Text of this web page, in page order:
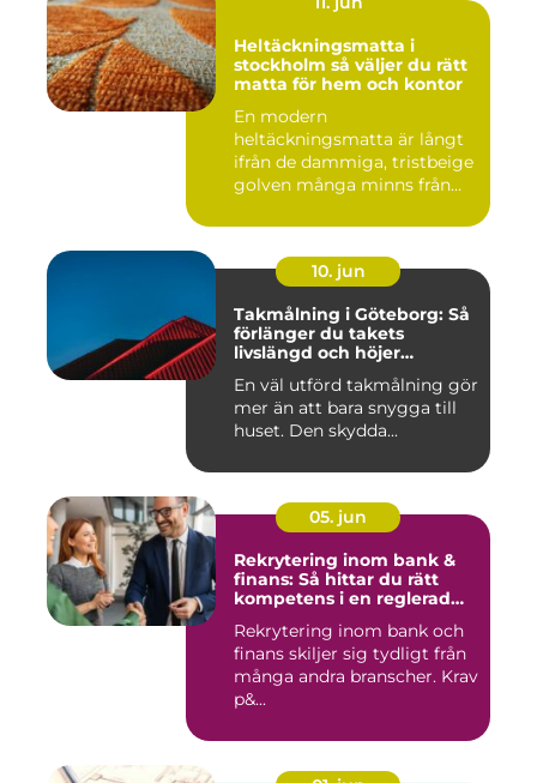
Heltäckningsmatta i
stockholm så väljer du rätt
matta för hem och kontor
En modern
heltäckningsmatta är långt
ifrån de dammiga, tristbeige
golven många minns från
10. jun
Takmålning i Göteborg: Så
förlänger du takets
livslängd och höjer
En väl utförd takmålning gör
mer än att bara snygga till
huset. Den skydda...
05. jun
Rekrytering inom bank &
finans: Så hittar du rätt
kompetens i en reglerad
Rekrytering inom bank och
finans skiljer sig tydligt från
många andra branscher. Krav
p&...